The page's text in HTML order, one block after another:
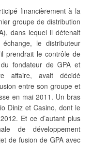
financièrement à la
groupe de distribution
dans lequel il détenait
le distributeur
prendrait le contrôle de
fondateur de GPA et
affaire, avait décidé
entre son groupe et
en mai 2011. Un bras
Diniz et Casino, dont le
Et ce d’autant plus
de développement
de fusion de GPA avec